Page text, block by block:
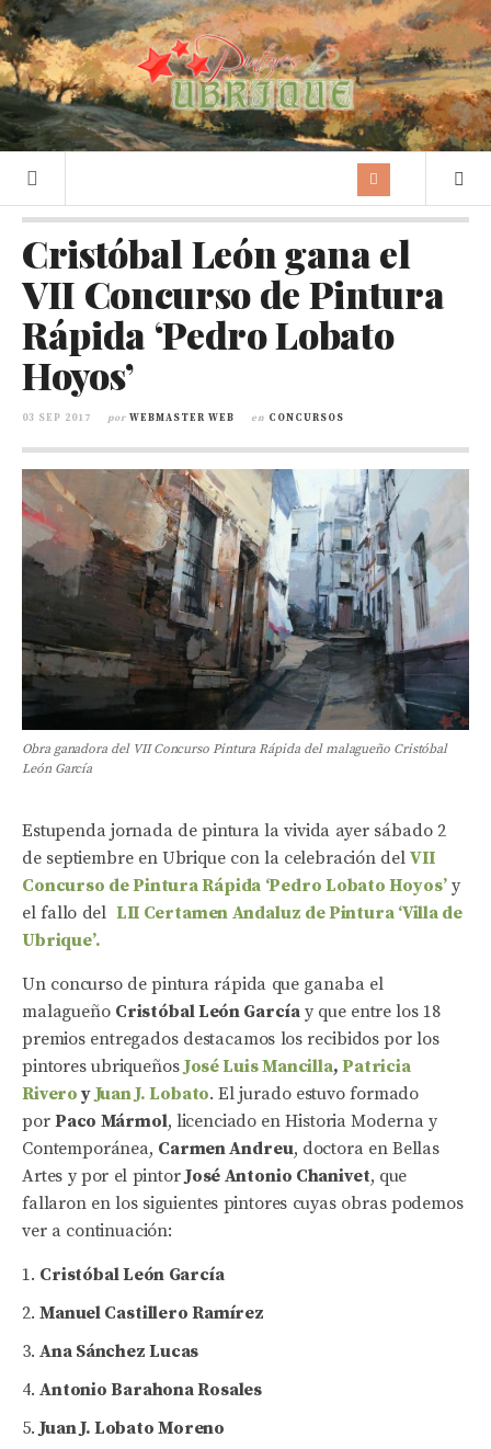
Cristóbal León gana el
VII Concurso de Pintura
Rápida ‘Pedro Lobato
Hoyos’
03 SEP 2017 por WEBMASTER WEB en CONCURSOS
Obra ganadora del VII Concurso Pintura Rápida del malagueño Cristóbal
León García
Estupenda jornada de pintura la vivida ayer sábado 2
de septiembre en Ubrique con la celebración delVII
Concurso de Pintura Rápida ‘Pedro Lobato Hoyos’y
el fallo del LII Certamen Andaluz de Pintura ‘Villa de
Ubrique’.
Un concurso de pintura rápida que ganaba el
malagueño Cristóbal León Garcíay que entre los 18
premios entregados destacamos los recibidos por los
pintores ubriqueños José Luis Mancilla,Patricia
Rivero y Juan J. Lobato. El jurado estuvo formado
por Paco Mármol, licenciado en Historia Moderna y
Contemporánea, Carmen Andreu, doctora en Bellas
Artes y por el pintor José Antonio Chanivet, que
fallaron en los siguientes pintores cuyas obras podemos
ver a continuación:
Cristóbal León García
Manuel Castillero Ramírez
Ana Sánchez Lucas
Antonio Barahona Rosales
Juan J. Lobato Moreno